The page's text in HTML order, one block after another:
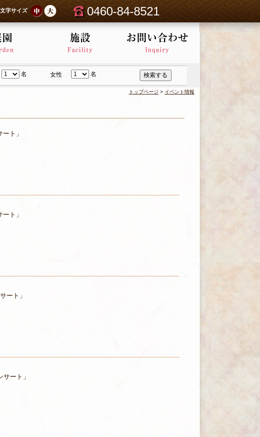
文字サイズ 0460-84-8521
名 女性 名 検索する
イベント情報
トップページ >
ト」
ト」
ート」
ート」